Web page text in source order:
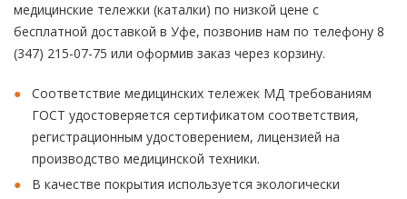
медицинские тележки (каталки) по низкой цене с
бесплатной доставкой в Уфе, позвонив нам по телефону 8
(347) 215-07-75 или оформив заказ через корзину.
Соответствие медицинских тележек МД требованиям
ГОСТ удостоверяется сертификатом соответствия,
регистрационным удостоверением, лицензией на
производство медицинской техники.
В качестве покрытия используется экологически